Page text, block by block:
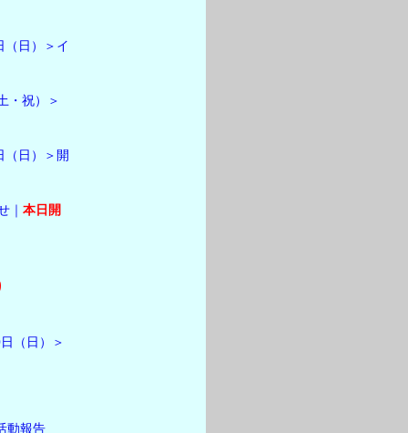
（日）＞イ
・祝）＞
（日）＞開
｜ 本日開
（日）＞
動報告